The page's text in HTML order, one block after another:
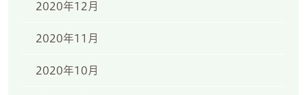
2020年12月
2020年11月
2020年10月